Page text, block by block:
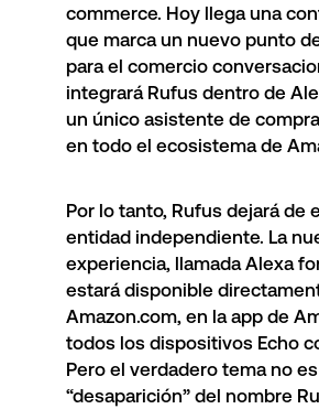
commerce. Hoy llega una
que marca un nuevo punto
para el comercio
integrará Rufus dentro de
un único asistente de
en todo el ecosistema de
Por lo tanto, Rufus dejará de
entidad independiente. La
experiencia, llamada Alexa
estará disponible
Amazon.com, en la app de
todos los dispositivos Echo
Pero el verdadero tema no
“desaparición” del nombre